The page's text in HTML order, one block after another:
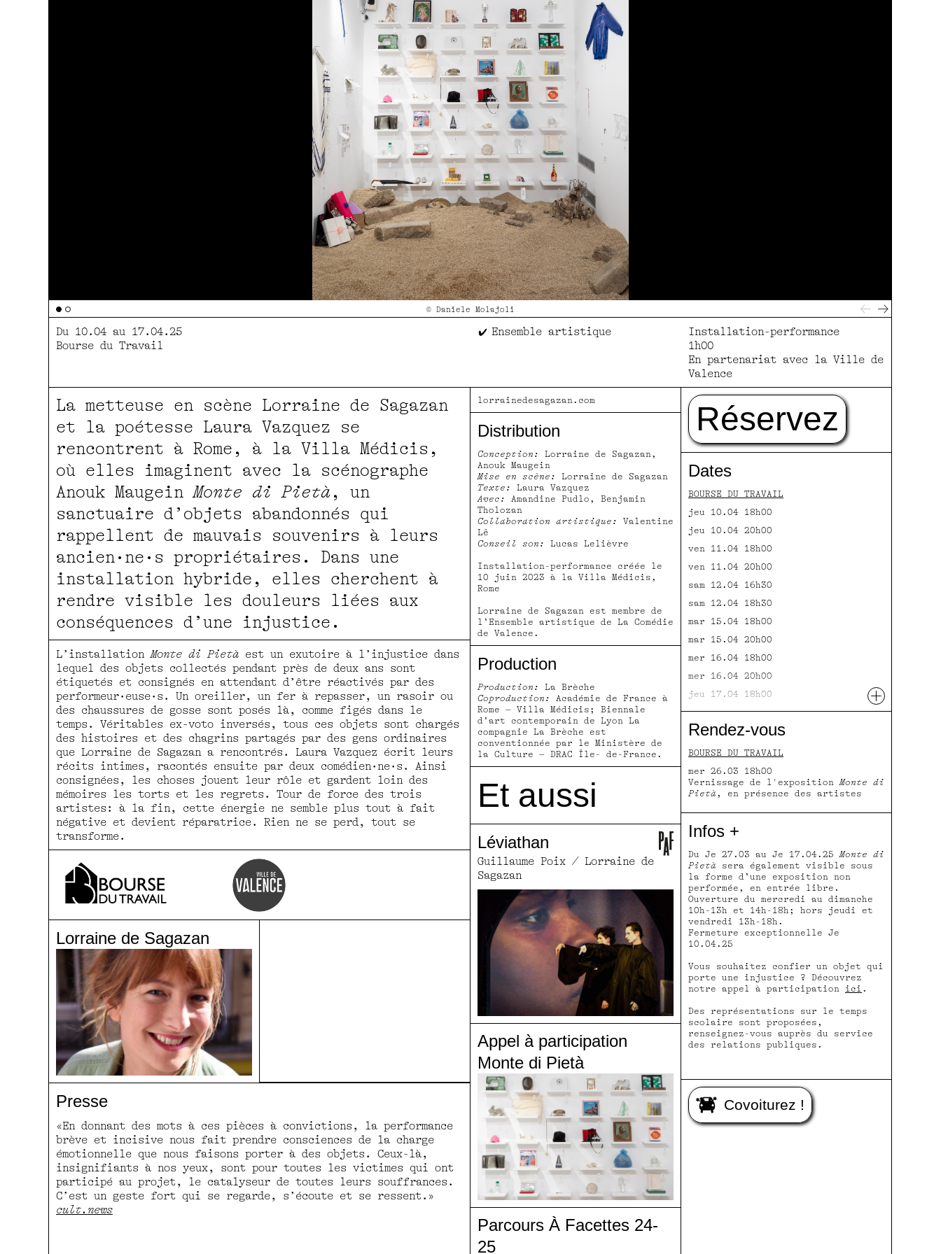
© Daniele Molajoli
Du 10.04 au 17.04.25
Bourse du Travail
Ensemble artistique
Installation-performance
1h00
En partenariat avec la Ville de
Valence
La metteuse en scène Lorraine de Sagazan
et la poétesse Laura Vazquez se
rencontrent à Rome, à la Villa Médicis,
où elles imaginent avec la scénographe
Anouk MaugeinMonte di Pietà, un
sanctuaire d’objets abandonnés qui
rappellent de mauvais souvenirs à leurs
ancien·ne·s propriétaires. Dans une
installation hybride, elles cherchent à
rendre visible les douleurs liées aux
conséquences d’une injustice.
L’installationMonte di Pietà est un exutoire à l’injustice dans
lequel des objets collectés pendant près de deux ans sont
étiquetés et consignés en attendant d’être réactivés par des
performeur·euse·s. Un oreiller, un fer à repasser, un rasoir ou
des chaussures de gosse sont posés là, comme figés dans le
temps. Véritables ex-voto inversés, tous ces objets sont chargés
des histoires et des chagrins partagés par des gens ordinaires
que Lorraine de Sagazan a rencontrés. Laura Vazquez écrit leurs
récits intimes, racontés ensuite par deux comédien·ne·s. Ainsi
consignées, les choses jouent leur rôle et gardent loin des
mémoires les torts et les regrets. Tour de force des trois
artistes: à la fin, cette énergie ne semble plus tout à fait
négative et devient réparatrice. Rien ne se perd, tout se
transforme.
Lorraine de Sagazan
Presse
«En donnant des mots à ces pièces à convictions, la performance
brève et incisive nous fait prendre consciences de la charge
émotionnelle que nous faisons porter à des objets. Ceux-là,
insignifiants à nos yeux, sont pour toutes les victimes qui ont
participé au projet, le catalyseur de toutes leurs souffrances.
C’est un geste fort qui se regarde, s’écoute et se ressent.»
cult.news
lorrainedesagazan.com
Distribution
Conception:
Lorraine de Sagazan,
Anouk Maugein
Mise en scène:
Lorraine de Sagazan
Texte: Laura Vazquez
Avec:
Amandine Pudlo, Benjamin
Tholozan
Collaboration artistique:
Valentine
Lê
Conseil son: Lucas Lelièvre
Installation-performance créée le
10 juin 2023 à la Villa Médicis,
Rome
Lorraine de Sagazan est membre de
l’Ensemble artistique de La Comédie
de Valence.
Production
Production:
La Brèche
Coproduction:
Académie de France à
Rome – Villa Médicis; Biennale
d’art contemporain de Lyon La
compagnie La Brèche est
conventionnée par le Ministère de
la Culture – DRAC Île- de-France.
Et aussi
Léviathan
Guillaume Poix / Lorraine de
Sagazan
Appel à participation
Monte di Pietà
Parcours À Facettes 24-
25
Réservez
Dates
BOURSE DU TRAVAIL
jeu 10.04 18h00
jeu 10.04 20h00
ven 11.04 18h00
ven 11.04 20h00
sam 12.04 16h30
sam 12.04 18h30
mar 15.04 18h00
mar 15.04 20h00
mer 16.04 18h00
mer 16.04 20h00
jeu 17.04 18h00
jeu 17.04 20h00
+
Rendez-vous
BOURSE DU TRAVAIL
mer 26.03 18h00
Vernissage de l'expositionMonte di
Pietà , en présence des artistes
Infos +
Du Je 27.03 au Je 17.04.25Monte di
Pietà sera également visible sous
la forme d’une exposition non
performée, en entrée libre.
Ouverture du mercredi au dimanche
10h-13h et 14h-18h; hors jeudi et
vendredi 13h-18h.
Fermeture exceptionnelle Je
10.04.25
Vous souhaitez confier un objet qui
porte une injustice ? Découvrez
notre appel à participation ici .
Des représentations sur le temps
scolaire sont proposées,
renseignez-vous auprès du service
des relations publiques.
Covoiturez !